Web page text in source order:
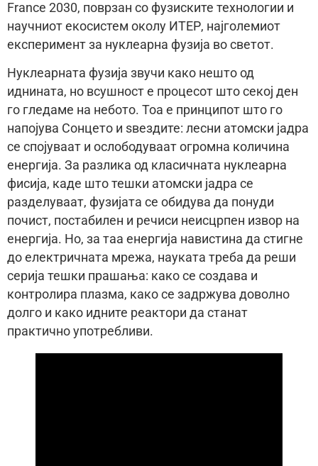
France 2030, поврзан со фузиските технологии и
научниот екосистем околу ИТЕР, најголемиот
експеримент за нуклеарна фузија во светот.
Нуклеарната фузија звучи како нешто од
иднината, но всушност е процесот што секој ден
го гледаме на небото. Тоа е принципот што го
напојува Сонцето и ѕвездите: лесни атомски јадра
се спојуваат и ослободуваат огромна количина
енергија. За разлика од класичната нуклеарна
фисија, каде што тешки атомски јадра се
разделуваат, фузијата се обидува да понуди
почист, постабилен и речиси неисцрпен извор на
енергија. Но, за таа енергија навистина да стигне
до електричната мрежа, науката треба да реши
серија тешки прашања: како се создава и
контролира плазма, како се задржува доволно
долго и како идните реактори да станат
практично употребливи.